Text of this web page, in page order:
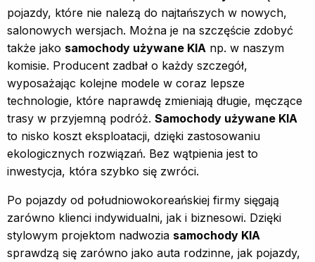
pojazdy, które nie nalezą do najtańszych w nowych,
salonowych wersjach. Można je na szczęście zdobyć
także jako samochody używane KIA np. w naszym
komisie. Producent zadbał o każdy szczegół,
wyposażając kolejne modele w coraz lepsze
technologie, które naprawdę zmieniają długie, męczące
trasy w przyjemną podróż. Samochody używane KIA
to nisko koszt eksploatacji, dzięki zastosowaniu
ekologicznych rozwiązań. Bez wątpienia jest to
inwestycja, która szybko się zwróci.
Po pojazdy od południowokoreańskiej firmy sięgają
zarówno klienci indywidualni, jak i biznesowi. Dzięki
stylowym projektom nadwozia samochody KIA
sprawdzą się zarówno jako auta rodzinne, jak pojazdy,